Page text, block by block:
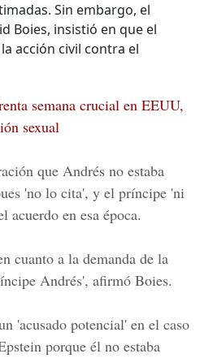
Sin embargo, el
Boies, insistió en que el
acción civil contra el
semana crucial en EEUU,
sexual
que Andrés no estaba
'no lo cita', y el príncipe 'ni
acuerdo en esa época.
cuanto a la demanda de la
Andrés', afirmó Boies.
'acusado potencial' en el caso
porque él no estaba